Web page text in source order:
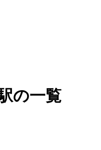
の一覧